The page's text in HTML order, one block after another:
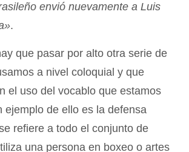
envió nuevamente a Luis
.
que pasar por alto otra serie de
a nivel coloquial y que
el uso del vocablo que estamos
ejemplo de ello es la defensa
refiere a todo el conjunto de
una persona en boxeo o artes